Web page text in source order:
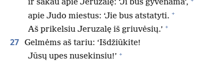
ir sakau apie Jeruzalę: ‘Ji bus gyvenama’,
apie Judo miestus: ‘Jie bus atstatyti. +
Aš prikelsiu Jeruzalę iš griuvėsių.’ +
27 Gelmėms aš tariu: ‘Išdžiūkite!
Jūsų upes nusekinsiu!’ +